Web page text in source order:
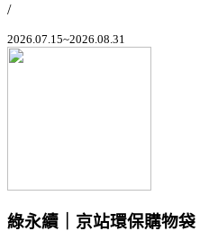
/
2026.07.15~2026.08.31
綠永續｜京站環保購物袋